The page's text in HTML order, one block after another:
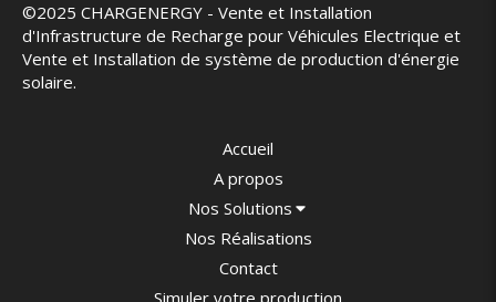
©2025 CHARGENERGY - Vente et Installation
d'Infrastructure de Recharge pour Véhicules Electrique et
Vente et Installation de système de production d'énergie
solaire.
Accueil
A propos
Nos Solutions
Nos Réalisations
Contact
Simuler votre production